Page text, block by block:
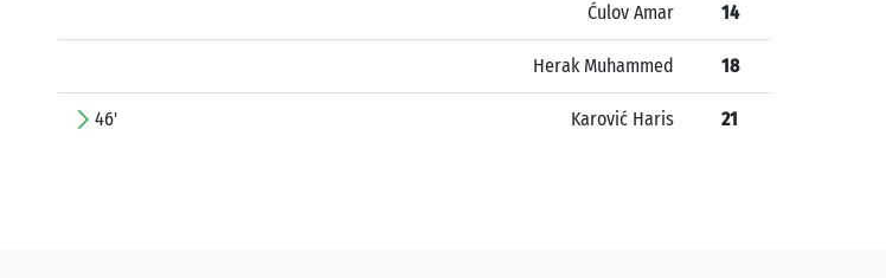
Ćulov Amar 14
Herak Muhammed 18
46' Karović Haris 21